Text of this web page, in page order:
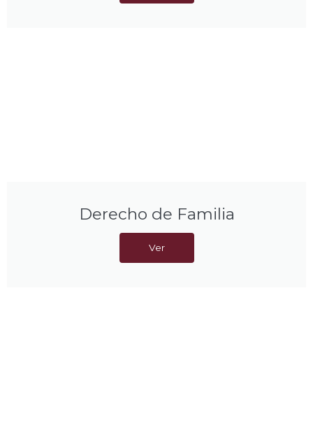
Derecho de Familia
Ver